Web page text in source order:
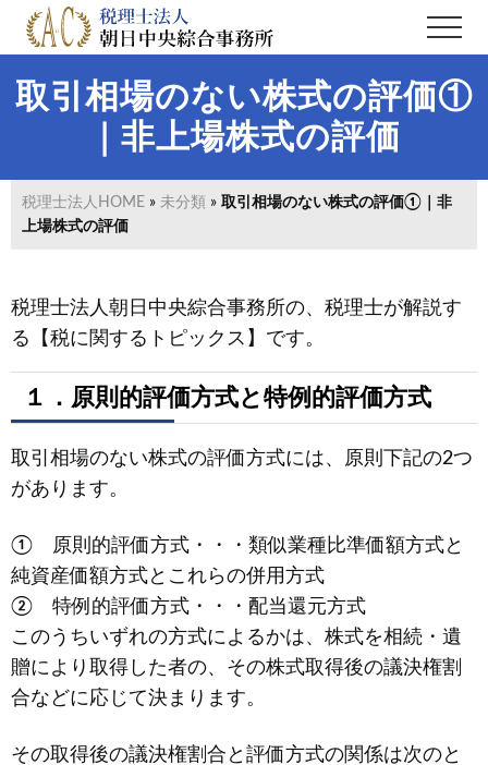
Menu
Skip
main
content
Skip
primary
sidebar
取引相場のない株式の評価①
｜非上場株式の評価
税理士法人HOME » 未分類 » 取引相場のない株式の評価①｜非
上場株式の評価
税理士法人朝日中央綜合事務所の、税理士が解説す
る【税に関するトピックス】です。
１．原則的評価方式と特例的評価方式
取引相場のない株式の評価方式には、原則下記の2つ
があります。
① 原則的評価方式・・・類似業種比準価額方式と
純資産価額方式とこれらの併用方式
② 特例的評価方式・・・配当還元方式
このうちいずれの方式によるかは、株式を相続・遺
贈により取得した者の、その株式取得後の議決権割
合などに応じて決まります。
その取得後の議決権割合と評価方式の関係は次のと